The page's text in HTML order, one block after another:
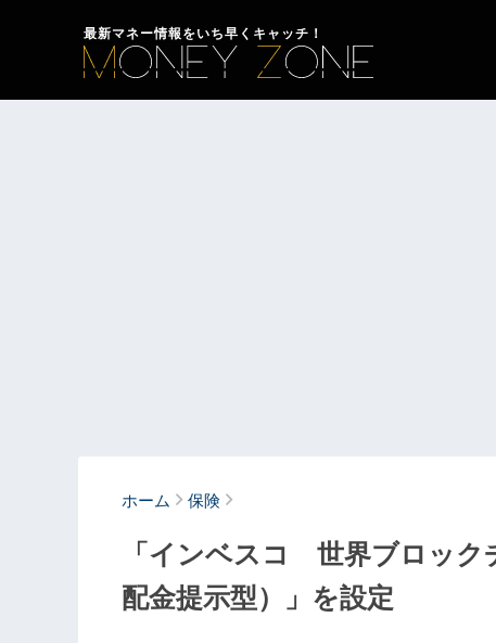
最新マネー情報をいち早くキャッチ！
ホーム 保険
「インベスコ 世界ブロック
配金提示型）」を設定